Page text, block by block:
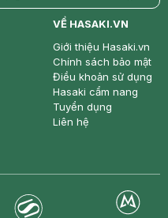
price
VỀ HASAKI.VN
Giới thiệu Hasaki.vn
Chính sách bảo mật
Điều khoản sử dụng
Hasaki cẩm nang
Tuyển dụng
Liên hệ